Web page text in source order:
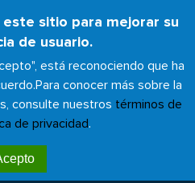
sitio para mejorar su
de usuario.
está reconociendo que ha
Para conocer más sobre la
consulte nuestros términos de
de privacidad.
Toggle
década de
de Cuidado